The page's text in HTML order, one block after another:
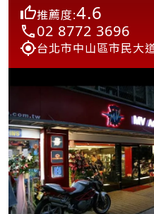
推薦度:4.6
02 8772 3696
台北市中山區市民大